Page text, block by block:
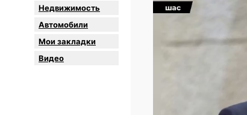
Недвижимость
Автомобили
Мои закладки
Видео